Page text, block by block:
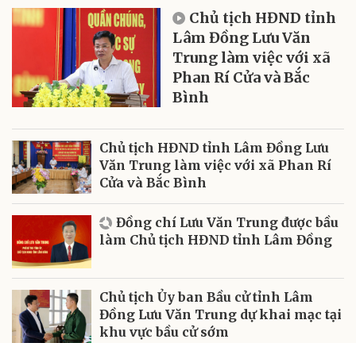
Chủ tịch HĐND tỉnh
Lâm Đồng Lưu Văn
Trung làm việc với xã
Phan Rí Cửa và Bắc
Bình
Chủ tịch HĐND tỉnh Lâm Đồng Lưu
Văn Trung làm việc với xã Phan Rí
Cửa và Bắc Bình
Đồng chí Lưu Văn Trung được bầu
làm Chủ tịch HĐND tỉnh Lâm Đồng
Chủ tịch Ủy ban Bầu cử tỉnh Lâm
Đồng Lưu Văn Trung dự khai mạc tại
khu vực bầu cử sớm